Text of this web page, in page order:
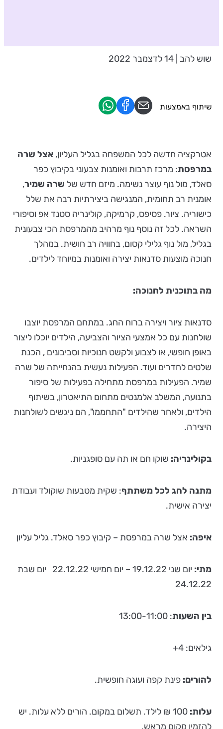
שוש להב | 14 לדצמבר 2022
אטרקציה חדשה לכל המשפחה בגליל העליון, אצל שרה
במרפסת: מרכז תרבות ואומנות צבעוני בקיבוץ כפר
סאלד, מול נוף עוצר נשימה. מיזם חדש של שרה שמיר,
אומנית רב תחומית, המנגישה ביצירתיות רבה את שלל
כישוריה. ציור. פסיפס, קרמיקה, קולינריה סטנד אפ וסיפורי
השראה. לכל זה נוסף נוף מרהיב מהמרפסת הכי צבעונית
בגליל, מול נוף גלילי קסום, בחוויה רב חושית. במהלך
חנוכה מוצעות סדנאות יצירה ואומנות במיוחד לילדים.
מה בתוכנית לחנוכה:
סדנאות ציור ויצירה ברוח החג. במתחם המרפסת יוצבו
שולחנות עם כל אמצעי הציור והצביעה, הילדים יוכלו ליצור
באופן חופשי, או לצבוע ולקשט חנוכיות וסביבונים , הכנת
שלטים לחדרים ועוד. הפעילות נעשית בהנחייתה של שרה
שמיר. הפעילות במרפסת מתחילה בפעילות של סיפור
בתנועה, המשלב אלמנטים מתחום התיאטרון, בשיתוף
הילדים, ולאחר שהילדים "התחממו", הם ניגשים לשולחנות
היצירה.
בקולינריה: שוקו חם או תה עם סופגניות.
מתנה לחג לכל משתתף: שקית מטבעות שוקולד ועבודת
יצירה אישית.
איפה: אצל שרה במרפסת – קיבוץ כפר סאלד. גליל עליון
מתי:
יום שני 19.12.22 – יום חמישי 22.12.22 יום שבת
24.12.22
בין השעות: 13:00-11:00
גילאים: 4+
להורים: פינת קפה ועוגה חופשית.
עלות:
100 ₪ לילד. תשלום במקום. הורים ללא עלות. יש
להזמין מקום מראש.
שיתוף באמצעות